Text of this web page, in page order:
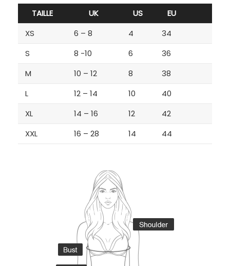
TAILLE UK US
EU
XS
6 – 8 4
34
S
8 -10 6
36
M
10 – 12 8
38
L
12 – 14 10
40
XL
14 – 16 12
42
XXL
16 – 28 14 44